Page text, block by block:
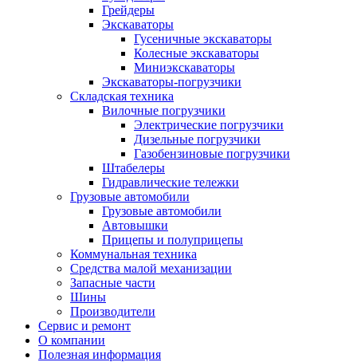
Грейдеры
Экскаваторы
Гусеничные экскаваторы
Колесные экскаваторы
Миниэкскаваторы
Экскаваторы-погрузчики
Складская техника
Вилочные погрузчики
Электрические погрузчики
Дизельные погрузчики
Газобензиновые погрузчики
Штабелеры
Гидравлические тележки
Грузовые автомобили
Грузовые автомобили
Автовышки
Прицепы и полуприцепы
Коммунальная техника
Средства малой механизации
Запасные части
Шины
Производители
Сервис и ремонт
О компании
Полезная информация